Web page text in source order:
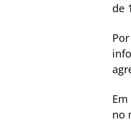
de
no